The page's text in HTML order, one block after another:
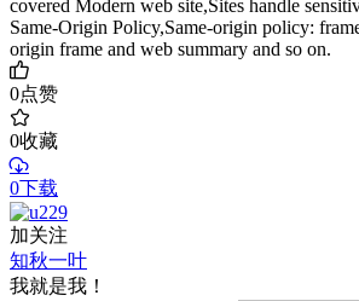
covered Modern web site,Sites handle
Same-Origin Policy,Same-origin policy:
origin frame and web summary and so on.
0点赞
0收藏
0下载
加关注
知秋一叶
我就是我！